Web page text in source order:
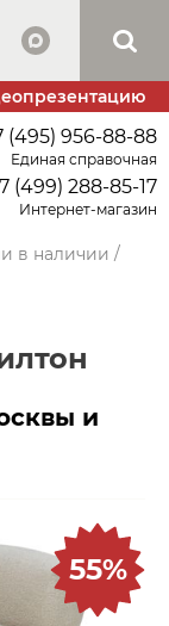
(495) 956-88-88
Единая справочная
(499) 288-85-17
Интернет-магазин
в наличии /
и
55%